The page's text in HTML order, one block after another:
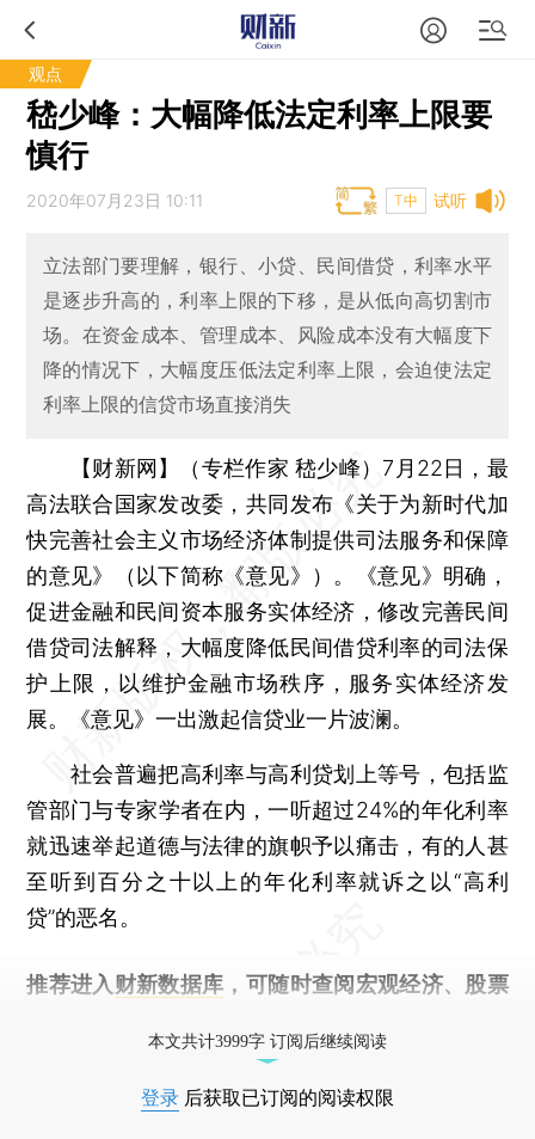
观点
嵇少峰：大幅降低法定利率上限要
慎行
试听
2020年07月23日 10:11 T中
立法部门要理解，银行、小贷、民间借贷，利率水平
是逐步升高的，利率上限的下移，是从低向高切割市
场。在资金成本、管理成本、风险成本没有大幅度下
降的情况下，大幅度压低法定利率上限，会迫使法定
利率上限的信贷市场直接消失
【财新网】（专栏作家 嵇少峰） 7月22日，最
高法联合国家发改委，共同发布《关于为新时代加
快完善社会主义市场经济体制提供司法服务和保障
的意见》（以下简称《意见》）。《意见》明确，
促进金融和民间资本服务实体经济，修改完善民间
借贷司法解释，大幅度降低民间借贷利率的司法保
护上限，以维护金融市场秩序，服务实体经济发
展。《意见》一出激起信贷业一片波澜。
社会普遍把高利率与高利贷划上等号，包括监
管部门与专家学者在内，一听超过24%的年化利率
就迅速举起道德与法律的旗帜予以痛击，有的人甚
至听到百分之十以上的年化利率就诉之以“高利
贷”的恶名。
推荐进入 财新数据库 ，可随时查阅宏观经济、股票
本文共计3999字 订阅后继续阅读
登录 后获取已订阅的阅读权限